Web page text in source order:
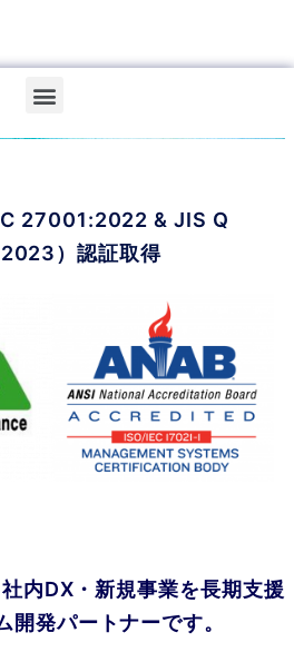
27001:2022 & JIS Q
）認証取得
内DX・新規事業を長期支援
発パートナーです。